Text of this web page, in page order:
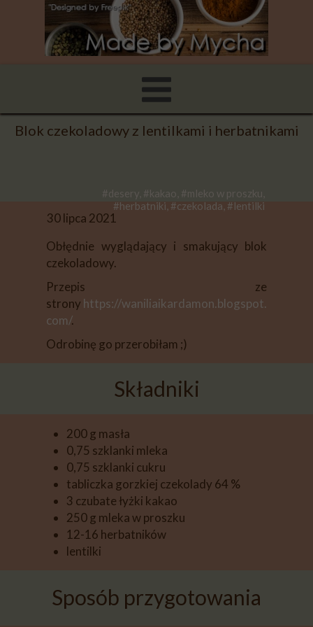
#desery, #kakao, #mleko w proszku,
#herbatniki, #czekolada, #lentilki
30 lipca 2021
Blok czekoladowy z lentilkami i herbatnikami
Obłędnie wyglądający i smakujący blok
czekoladowy.
Przepis ze
strony https://waniliaikardamon.blogspot.
com/.
Odrobinę go przerobiłam ;)
Składniki
200 g masła
0,75 szklanki mleka
0,75 szklanki cukru
tabliczka gorzkiej czekolady 64 %
3 czubate łyżki kakao
250 g mleka w proszku
12-16 herbatników
lentilki
Sposób przygotowania